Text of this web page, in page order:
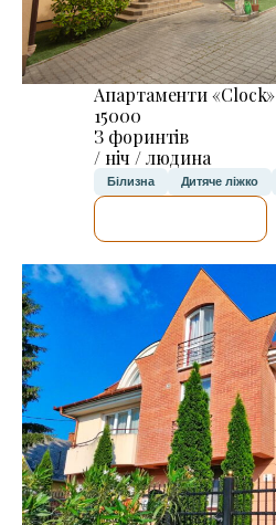
Апартаменти «Clock»
15000
З форинтів
/ ніч / людина
Білизна Дитяче ліжко